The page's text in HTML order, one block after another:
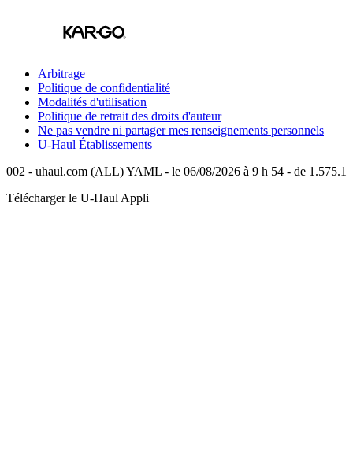
Arbitrage
Politique de confidentialité
Modalités d'utilisation
Politique de retrait des droits d'auteur
Ne pas vendre ni partager mes renseignements personnels
U-Haul Établissements
002 - uhaul.com (ALL) YAML - le 06/08/2026 à 9 h 54 - de 1.575.1
Télécharger le U-Haul Appli